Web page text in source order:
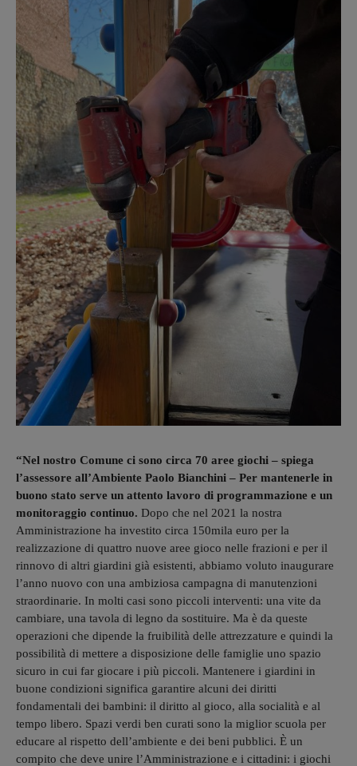
“Nel nostro Comune ci sono circa 70 aree giochi – spiega
l’assessore all’Ambiente Paolo Bianchini – Per mantenerle in
buono stato serve un attento lavoro di programmazione e un
monitoraggio continuo. Dopo che nel 2021 la nostra
Amministrazione ha investito circa 150mila euro per la
realizzazione di quattro nuove aree gioco nelle frazioni e per il
rinnovo di altri giardini già esistenti, abbiamo voluto inaugurare
l’anno nuovo con una ambiziosa campagna di manutenzioni
straordinarie. In molti casi sono piccoli interventi: una vite da
cambiare, una tavola di legno da sostituire. Ma è da queste
operazioni che dipende la fruibilità delle attrezzature e quindi la
possibilità di mettere a disposizione delle famiglie uno spazio
sicuro in cui far giocare i più piccoli. Mantenere i giardini in
buone condizioni significa garantire alcuni dei diritti
fondamentali dei bambini: il diritto al gioco, alla socialità e al
tempo libero. Spazi verdi ben curati sono la miglior scuola per
educare al rispetto dell’ambiente e dei beni pubblici. È un
compito che deve unire l’Amministrazione e i cittadini: i giochi